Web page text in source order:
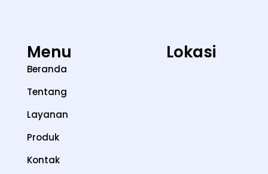
Menu
Beranda
Tentang
Layanan
Produk
Kontak
Lokasi